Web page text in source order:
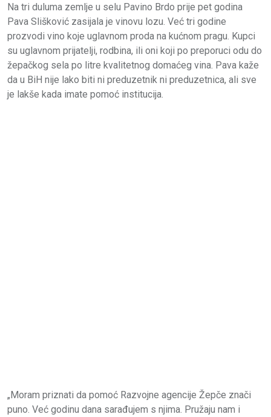
Na tri duluma zemlje u selu Pavino Brdo prije pet godina
Pava Slišković zasijala je vinovu lozu. Već tri godine
prozvodi vino koje uglavnom proda na kućnom pragu. Kupci
su uglavnom prijatelji, rodbina, ili oni koji po preporuci odu do
žepačkog sela po litre kvalitetnog domaćeg vina. Pava kaže
da u BiH nije lako biti ni preduzetnik ni preduzetnica, ali sve
je lakše kada imate pomoć institucija.
„Moram priznati da pomoć Razvojne agencije Žepče znači
puno. Već godinu dana sarađujem s njima. Pružaju nam i